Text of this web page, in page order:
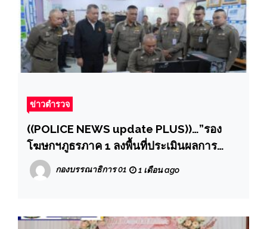
ข่าวตำรวจ
((POLICE NEWS update PLUS))…”รอง
โฆษกฯภูธรภาค 1 ลงพื้นที่ประเมินผลการ
ปฏิบัติงานและพิจารณาคัดเลือกศูนย์รับแจ้ง
เหตุฉุกเฉิน 191 ดีเด่น ภาค 1 ประจำปี 2569
กองบรรณาธิการ 01 1 เดือน ago